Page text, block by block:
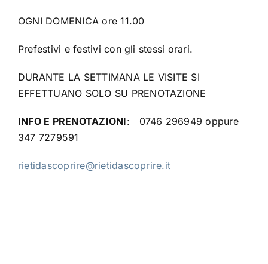
OGNI DOMENICA ore 11.00
Prefestivi e festivi con gli stessi orari.
DURANTE LA SETTIMANA LE VISITE SI
EFFETTUANO SOLO SU PRENOTAZIONE
INFO E PRENOTAZIONI:
0746 296949 oppure
347 7279591
rietidascoprire@rietidascoprire.it